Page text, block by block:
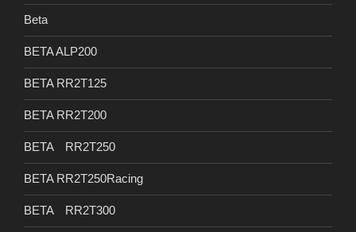
Beta
BETA ALP200
BETA RR2T125
BETA RR2T200
BETA RR2T250
BETA RR2T250Racing
BETA RR2T300